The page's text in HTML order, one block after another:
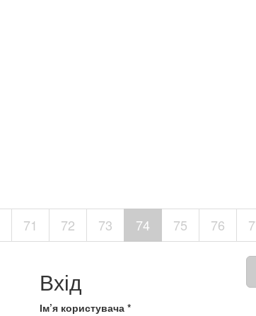
71 72 73 74 75 76
Вхід
Ім’я користувача *